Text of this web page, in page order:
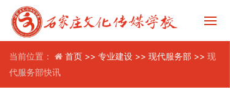
当前位置： 首页 >> 专业建设 >> 现代服务部 >> 现
代服务部快讯